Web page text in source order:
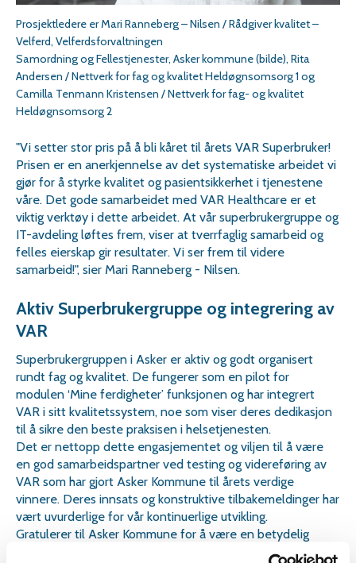
Prosjektledere er Mari Ranneberg – Nilsen / Rådgiver kvalitet –
Velferd, Velferdsforvaltningen
Samordning og Fellestjenester, Asker kommune (bilde), Rita
Andersen / Nettverk for fag og kvalitet Heldøgnsomsorg 1 og
Camilla Tenmann Kristensen / Nettverk for fag- og kvalitet
Heldøgnsomsorg 2
"Vi setter stor pris på å bli kåret til årets VAR Superbruker!
Prisen er en anerkjennelse av det systematiske arbeidet vi
gjør for å styrke kvalitet og pasientsikkerhet i tjenestene
våre. Det gode samarbeidet med VAR Healthcare er et
viktig verktøy i dette arbeidet. At vår superbrukergruppe og
IT-avdeling løftes frem, viser at tverrfaglig samarbeid og
felles eierskap gir resultater. Vi ser frem til videre
samarbeid!", sier Mari Ranneberg - Nilsen.
Aktiv Superbrukergruppe og integrering av
VAR
Superbrukergruppen i Asker er aktiv og godt organisert
rundt fag og kvalitet. De fungerer som en pilot for
modulen ‘Mine ferdigheter’ funksjonen og har integrert
VAR i sitt kvalitetssystem, noe som viser deres dedikasjon
til å sikre den beste praksisen i helsetjenesten.
Det er nettopp dette engasjementet og viljen til å være
en god samarbeidspartner ved testing og videreføring av
VAR som har gjort Asker Kommune til årets verdige
vinnere. Deres innsats og konstruktive tilbakemeldinger har
vært uvurderlige for vår kontinuerlige utvikling.
Gratulerer til Asker Kommune for å være en betydelig
bidragsyter til å sikre beste praksis og pasientsikkerhet